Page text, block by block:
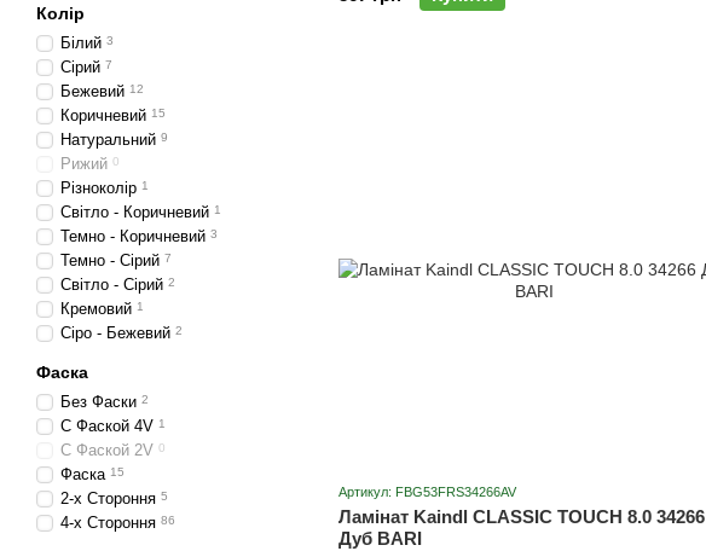
Артикул: FBG53FRS34266AV
Ламінат Kaindl CLASSIC TOUCH 8.0 34266
Дуб BARI
Колір
Білий 3
Сірий 7
Бежевий 12
Коричневий 15
Натуральний 9
Рижий 0
Різноколір 1
Світло - Коричневий 1
Темно - Коричневий 3
Темно - Сірий 7
Світло - Сірий 2
Кремовий 1
Сіро - Бежевий 2
Фаска
Без Фаски 2
С Фаской 4V 1
С Фаской 2V 0
Фаска 15
2-х Стороння 5
4-х Стороння 86